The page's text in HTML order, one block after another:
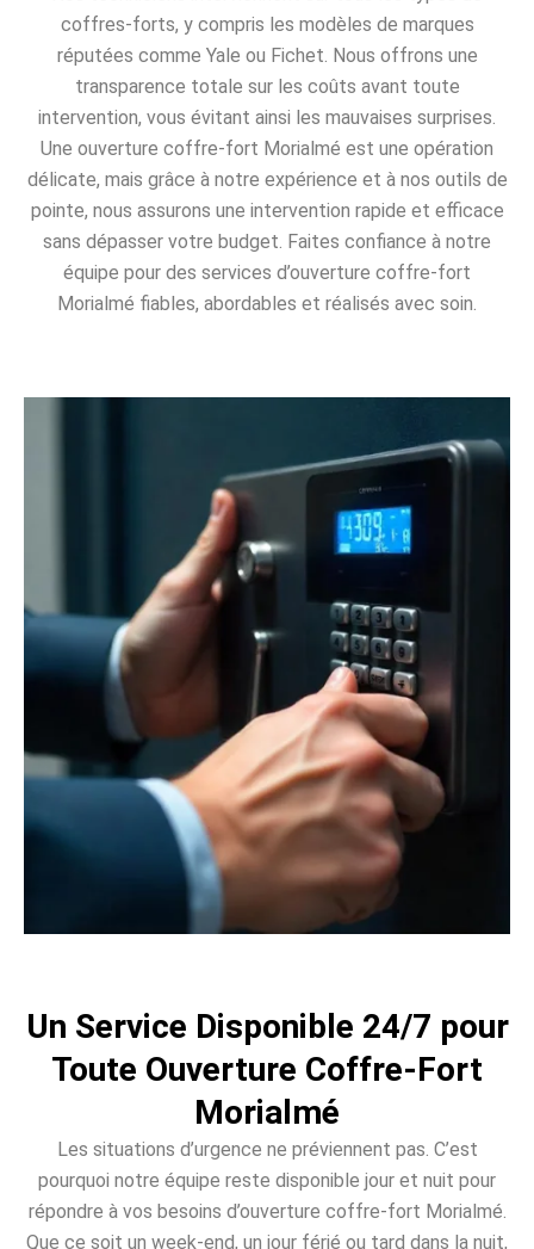
coffres-forts, y compris les modèles de marques
réputées comme Yale ou Fichet. Nous offrons une
transparence totale sur les coûts avant toute
intervention, vous évitant ainsi les mauvaises surprises.
Une ouverture coffre-fort Morialmé est une opération
délicate, mais grâce à notre expérience et à nos outils de
pointe, nous assurons une intervention rapide et efficace
sans dépasser votre budget. Faites confiance à notre
équipe pour des services d’ouverture coffre-fort
Morialmé fiables, abordables et réalisés avec soin.
Un Service Disponible 24/7 pour
Toute Ouverture Coffre-Fort
Morialmé
Les situations d’urgence ne préviennent pas. C’est
pourquoi notre équipe reste disponible jour et nuit pour
répondre à vos besoins d’ouverture coffre-fort Morialmé.
Que ce soit un week-end, un jour férié ou tard dans la nuit,